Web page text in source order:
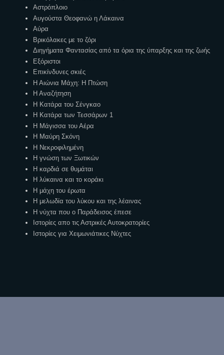
Αστρόπλοιο
Αυγούστα Θεοφανώ η Λάκαινα
Αύρα
Βρικόλακες με το ζόρι
Διηγήματα Φαντασίας από τα όρια της ύπαρξης και της ζωής
Εξόριστοι
Επικίνδυνες σκιές
Η Αιώνια Μάχη: Η Πτώση
Η Αναζήτηση
Η Κατάρα του Σένγκαο
Η Κατάρα των Τεσσάρων 1
Η Μάγισσα του Αέρα
Η Μαύρη Σκόνη
Η Νεκροφιλημένη
Η γνώση των Ξωτικών
Η καρδιά σε θυμάται
Η λύκαινα και το κοράκι
Η μάχη του έρωτα
Η μελωδία του λύκου και της λέαινας
Η νύχτα που ο Παράδεισος έπεσε
Ιστορίες απο τις Αστρικές Αυτοκρατορίες
Ιστορίες για Χειμωνιάτικες Νύχτες